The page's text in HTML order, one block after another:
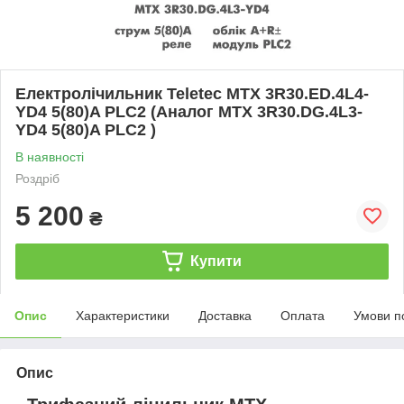
Електролічильник Teletec MTX 3R30.ED.4L4-
YD4 5(80)A PLC2 (Аналог MTX 3R30.DG.4L3-
YD4 5(80)A PLC2 )
В наявності
Роздріб
5 200 ₴
Купити
Опис Характеристики Доставка Оплата Умови
Опис